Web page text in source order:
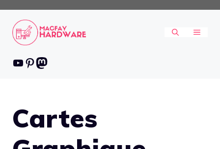
contenu
MENU
Youtube
Pinterest
Mastodon
Cartes